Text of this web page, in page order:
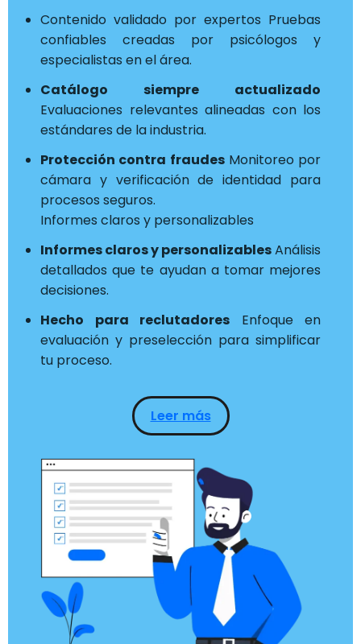
Contenido validado por expertos Pruebas
confiables creadas por psicólogos y
especialistas en el área.
Catálogo siempre actualizado
Evaluaciones relevantes alineadas con los
estándares de la industria.
Protección contra fraudesMonitoreo por
cámara y verificación de identidad para
procesos seguros.
Informes claros y personalizables
Informes claros y personalizablesAnálisis
detallados que te ayudan a tomar mejores
decisiones.
Hecho para reclutadores Enfoque en
evaluación y preselección para simplificar
tu proceso.
Leer más